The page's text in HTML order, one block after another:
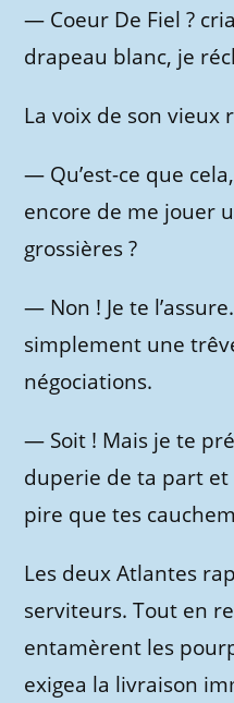
— Coeur De Fiel ?
drapeau blanc, je
La voix de son vieux
— Qu’est-ce que
encore de me jouer
grossières ?
— Non ! Je te
simplement une
négociations.
— Soit ! Mais je te
duperie de ta part
pire que tes
Les deux Atlantes
serviteurs. Tout en
entamèrent les
exigea la livraison